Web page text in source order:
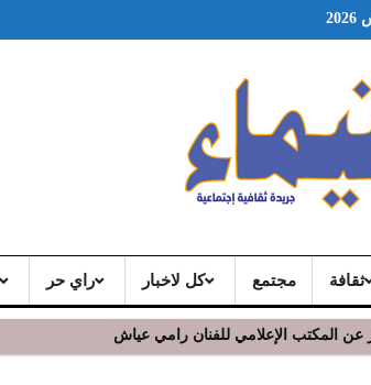
ثقافة مجتمع كل لاخبار راي حر
المكتب الإعلامي للفنان رامي عياش